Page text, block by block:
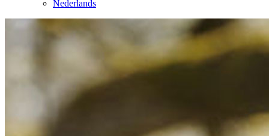
Nederlands